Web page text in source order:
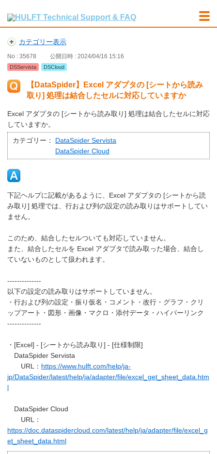
カテゴリー表示
No : 35678 公開日時 : 2024/04/16 15:16
DSServista DSCloud
【DataSpider】Excel アダプタの [シートから読み
取り] 処理は結合したセルに対応していますか
Excel アダプタの [シートから読み取り] 処理は結合したセルに対応
していますか。
カテゴリー：
DataSpider Servista
DataSpider Cloud
下記ヘルプに記載があるように、Excel アダプタの [シートから読
み取り] 処理では、行および列の設定の読み取りはサポートしてい
ません。
このため、結合したセルついても対応していません。
また、結合したセルを Excel アダプタで読み取った場合、結合し
ていないものとして扱われます。
--------------
以下の設定の読み取りはサポートしていません。
・行および列の設定・振り仮名・コメント・改行・グラフ・クリ
ップアート・図形・画像・マクロ・添付データ・ハイパーリンク
--------------
・[Excel] - [シートから読み取り] - [仕様制限]
DataSpider Servista
URL： https://www.hulft.com/help/ja-
jp/DataSpider/latest/help/ja/adapter/file/excel_get_sheet_data.htm
l
DataSpider Cloud
URL：
https://doc.dataspidercloud.com/latest/help/ja/adapter/file/excel_g
et_sheet_data.html